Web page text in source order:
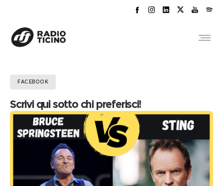
FACEBOOK
Scrivi qui sotto chi preferisci!